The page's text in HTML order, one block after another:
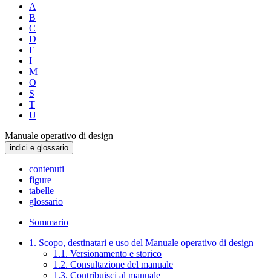
A
B
C
D
E
I
M
O
S
T
U
Manuale operativo di design
indici e glossario
contenuti
figure
tabelle
glossario
Sommario
1. Scopo, destinatari e uso del Manuale operativo di design
1.1. Versionamento e storico
1.2. Consultazione del manuale
1.3. Contribuisci al manuale